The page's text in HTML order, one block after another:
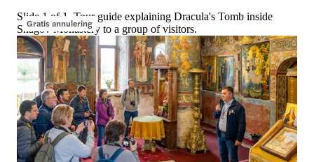
Gratis annulering
Slide 1 of 1, Tour guide explaining Dracula's Tomb inside
Snagov Monastery to a group of visitors.